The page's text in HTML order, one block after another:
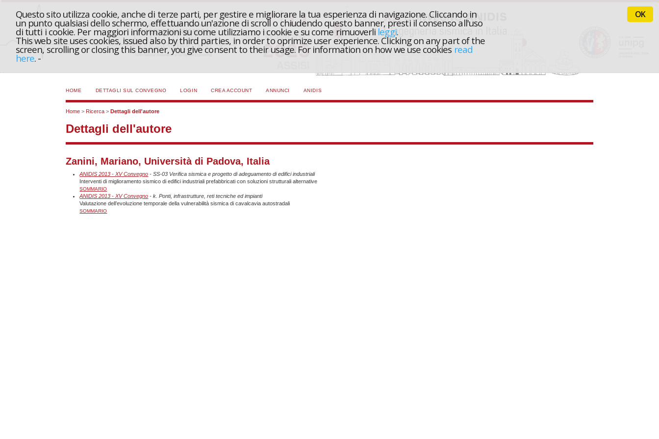
Questo sito utilizza cookie, anche di terze parti, per gestire e migliorare la tua esperienza di navigazione. Cliccando in
un punto qualsiasi dello schermo, effettuando un'azione di scroll o chiudendo questo banner, presti il consenso all'uso
di tutti i cookie. Per maggiori informazioni su come utilizziamo i cookie e su come rimuoverli leggi.
This web site uses cookies, issued also by third parties, in order to oprimize user experience. Clicking on any part of the
screen, scrolling or closing this banner, you give consent to their usage. For information on how we use cookies read
here. -
OK
HOME DETTAGLI SUL CONVEGNO LOGIN CREA ACCOUNT ANNUNCI ANIDIS
Home > Ricerca >Dettagli dell'autore
Dettagli dell'autore
Zanini, Mariano, Università di Padova, Italia
ANIDIS 2013 - XV Convegno - SS-03 Verifica sismica e progetto di adeguamento di edifici industriali
Interventi di miglioramento sismico di edifici industriali prefabbricati con soluzioni strutturali alternative
SOMMARIO
ANIDIS 2013 - XV Convegno - k. Ponti, infrastrutture, reti tecniche ed impianti
Valutazione dell’evoluzione temporale della vulnerabilità sismica di cavalcavia autostradali
SOMMARIO